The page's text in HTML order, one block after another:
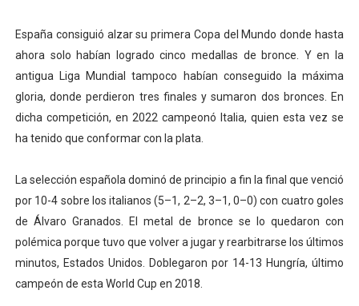
España consiguió alzar su primera Copa del Mundo donde hasta
ahora solo habían logrado cinco medallas de bronce. Y en la
antigua Liga Mundial tampoco habían conseguido la máxima
gloria, donde perdieron tres finales y sumaron dos bronces. En
dicha competición, en 2022 campeonó Italia, quien esta vez se
ha tenido que conformar con la plata.
La selección española dominó de principio a fin la final que venció
por 10-4 sobre los italianos (5–1, 2–2, 3–1, 0–0) con cuatro goles
de Álvaro Granados. El metal de bronce se lo quedaron con
polémica porque tuvo que volver a jugar y rearbitrarse los últimos
minutos, Estados Unidos. Doblegaron por 14-13 Hungría, último
campeón de esta World Cup en 2018.